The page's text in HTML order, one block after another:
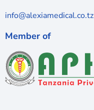
info@alexiamedical.co.tz
Member of